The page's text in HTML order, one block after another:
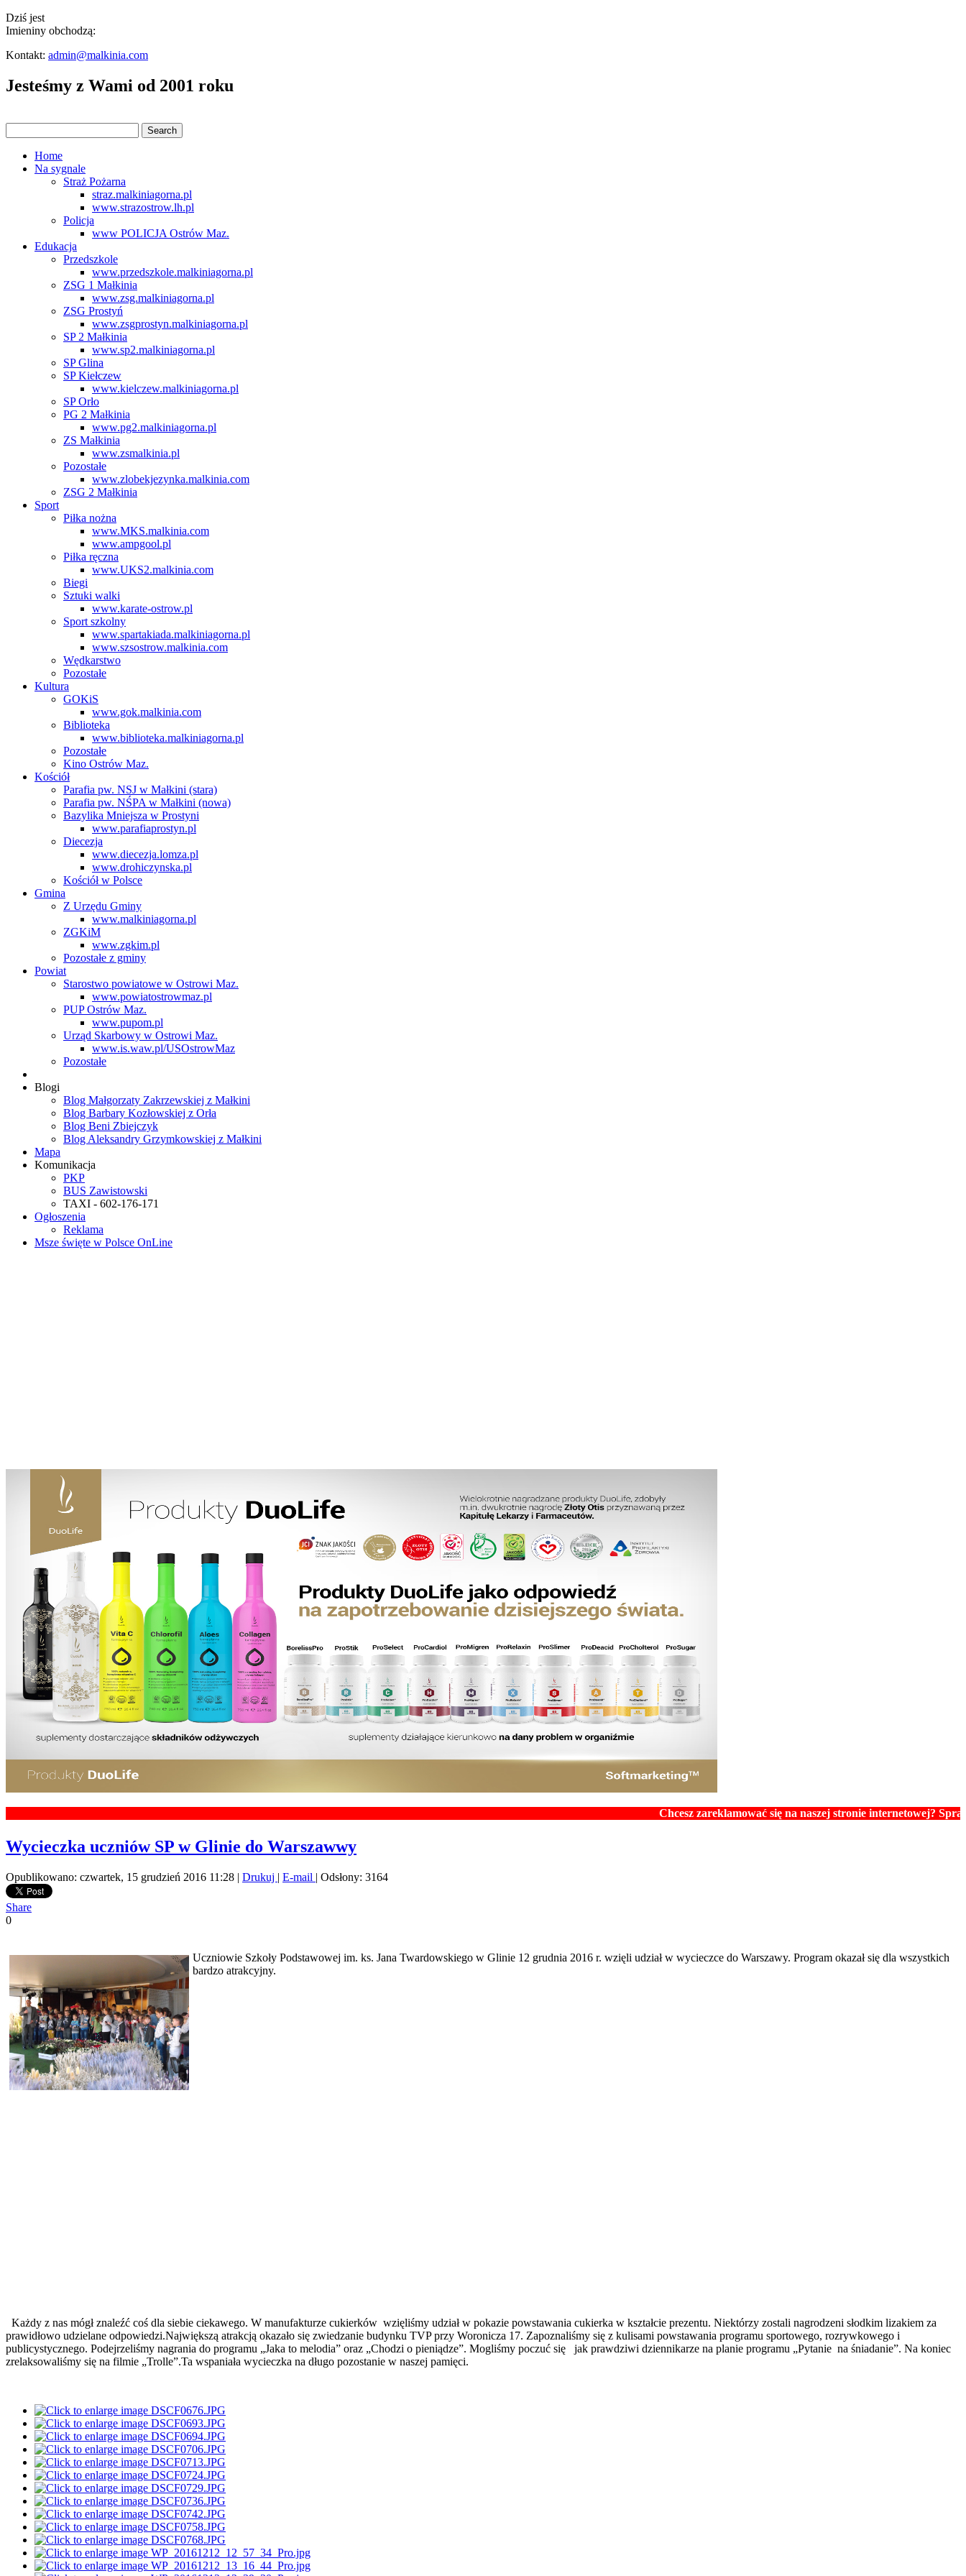
Dziś jest
Imieniny obchodzą:
Kontakt: admin@malkinia.com
Jesteśmy z Wami od 2001 roku
Home
Na sygnale
Straż Pożarna
straz.malkiniagorna.pl
www.strazostrow.lh.pl
Policja
www POLICJA Ostrów Maz.
Edukacja
Przedszkole
www.przedszkole.malkiniagorna.pl
ZSG 1 Małkinia
www.zsg.malkiniagorna.pl
ZSG Prostyń
www.zsgprostyn.malkiniagorna.pl
SP 2 Małkinia
www.sp2.malkiniagorna.pl
SP Glina
SP Kiełczew
www.kielczew.malkiniagorna.pl
SP Orło
PG 2 Małkinia
www.pg2.malkiniagorna.pl
ZS Małkinia
www.zsmalkinia.pl
Pozostałe
www.zlobekjezynka.malkinia.com
ZSG 2 Małkinia
Sport
Piłka nożna
www.MKS.malkinia.com
www.ampgool.pl
Piłka ręczna
www.UKS2.malkinia.com
Biegi
Sztuki walki
www.karate-ostrow.pl
Sport szkolny
www.spartakiada.malkiniagorna.pl
www.szsostrow.malkinia.com
Wędkarstwo
Pozostałe
Kultura
GOKiS
www.gok.malkinia.com
Biblioteka
www.biblioteka.malkiniagorna.pl
Pozostałe
Kino Ostrów Maz.
Kościół
Parafia pw. NSJ w Małkini (stara)
Parafia pw. NŚPA w Małkini (nowa)
Bazylika Mniejsza w Prostyni
www.parafiaprostyn.pl
Diecezja
www.diecezja.lomza.pl
www.drohiczynska.pl
Kościół w Polsce
Gmina
Z Urzędu Gminy
www.malkiniagorna.pl
ZGKiM
www.zgkim.pl
Pozostałe z gminy
Powiat
Starostwo powiatowe w Ostrowi Maz.
www.powiatostrowmaz.pl
PUP Ostrów Maz.
www.pupom.pl
Urząd Skarbowy w Ostrowi Maz.
www.is.waw.pl/USOstrowMaz
Pozostałe
Blogi
Blog Małgorzaty Zakrzewskiej z Małkini
Blog Barbary Kozłowskiej z Orła
Blog Beni Zbiejczyk
Blog Aleksandry Grzymkowskiej z Małkini
Mapa
Komunikacja
PKP
BUS Zawistowski
TAXI - 602-176-171
Ogłoszenia
Reklama
Msze święte w Polsce OnLine
Chcesz zareklamować się na naszej stronie internetowej? Sprawdź
Wycieczka uczniów SP w Glinie do Warszawwy
Opublikowano: czwartek, 15 grudzień 2016 11:28 | Drukuj | E-mail | Odsłony: 3164
Share
0
Uczniowie Szkoły Podstawowej im. ks. Jana Twardowskiego w Glinie 12 grudnia 2016 r. wzięli udział w wycieczce do Warszawy. Program okazał się dla wszystkich
bardzo atrakcyjny.
Każdy z nas mógł znaleźć coś dla siebie ciekawego. W manufakturze cukierków wzięliśmy udział w pokazie powstawania cukierka w kształcie prezentu. Niektórzy zostali nagrodzeni słodkim lizakiem za
prawidłowo udzielane odpowiedzi.Największą atrakcją okazało się zwiedzanie budynku TVP przy Woronicza 17. Zapoznaliśmy się z kulisami powstawania programu sportowego, rozrywkowego i
publicystycznego. Podejrzeliśmy nagrania do programu „Jaka to melodia” oraz „Chodzi o pieniądze”. Mogliśmy poczuć się jak prawdziwi dziennikarze na planie programu „Pytanie na śniadanie”. Na koniec
zrelaksowaliśmy się na filmie „Trolle”.Ta wspaniała wycieczka na długo pozostanie w naszej pamięci.